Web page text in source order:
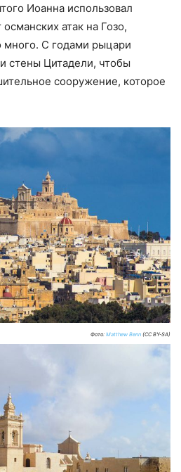
Иоанна использовал
атак на Гозо,
много. С годами рыцари
стены Цитадели, чтобы
сооружение, которое
Фото: Matthew Benn (CC BY-SA)